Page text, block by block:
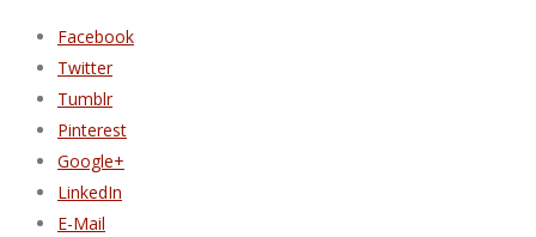
Facebook
Twitter
Tumblr
Pinterest
Google+
LinkedIn
E-Mail